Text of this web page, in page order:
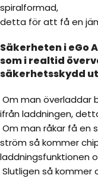
spiralformad,
detta för att få en
Säkerheten i eGo
som i realtid
säkerhetsskydd
Om man överladdar
ifrån laddningen,
Om man råkar få en
ström så kommer
laddningsfunktionen
Slutligen så